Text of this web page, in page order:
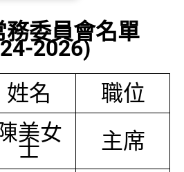
務委員會名單
2026)
姓名
職位
陳美女
士 主席